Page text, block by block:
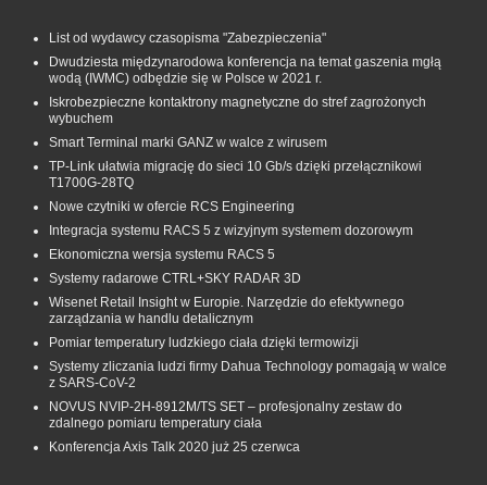
List od wydawcy czasopisma "Zabezpieczenia"
Dwudziesta międzynarodowa konferencja na temat gaszenia mgłą
wodą (IWMC) odbędzie się w Polsce w 2021 r.
Iskrobezpieczne kontaktrony magnetyczne do stref zagrożonych
wybuchem
Smart Terminal marki GANZ w walce z wirusem
TP-Link ułatwia migrację do sieci 10 Gb/s dzięki przełącznikowi
T1700G‑28TQ
Nowe czytniki w ofercie RCS Engineering
Integracja systemu RACS 5 z wizyjnym systemem dozorowym
Ekonomiczna wersja systemu RACS 5
Systemy radarowe CTRL+SKY RADAR 3D
Wisenet Retail Insight w Europie. Narzędzie do efektywnego
zarządzania w handlu detalicznym
Pomiar temperatury ludzkiego ciała dzięki termowizji
Systemy zliczania ludzi firmy Dahua Technology pomagają w walce
z SARS-CoV-2
NOVUS NVIP-2H-8912M/TS SET – profesjonalny zestaw do
zdalnego pomiaru temperatury ciała
Konferencja Axis Talk 2020 już 25 czerwca